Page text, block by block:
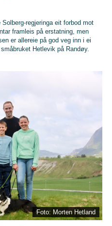
regjeringa eit forbod mot
framleis på erstatning, men
er allereie på god veg inn i ei
Hetlevik på Randøy.
Foto: Morten Hetland